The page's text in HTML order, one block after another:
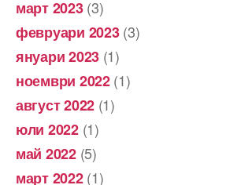
март 2023(3)
февруари 2023(3)
януари 2023 (1)
ноември 2022(1)
август 2022 (1)
юли 2022(1)
май 2022(5)
март 2022(1)